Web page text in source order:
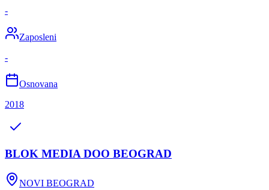
-
Zaposleni
-
Osnovana
2018
BLOK MEDIA DOO BEOGRAD
NOVI BEOGRAD